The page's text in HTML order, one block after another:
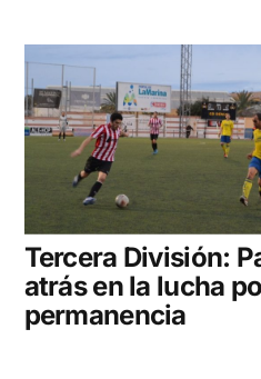
Tercera División:
atrás en la lucha
permanencia